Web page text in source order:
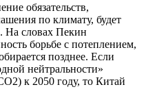
обязательств,
по климату, будет
На словах Пекин
борьбе с потеплением,
позднее. Если
нейтральности»
к 2050 году, то Китай